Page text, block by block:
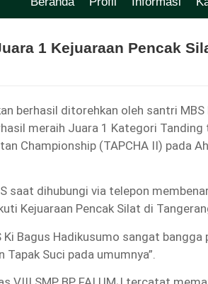
1 Kejuaraan Pencak
berhasil ditorehkan oleh santri MBS
meraih Juara 1 Kategori Tanding
Championship (TAPCHA II) pada
saat dihubungi via telepon
Kejuaraan Pencak Silat di
Ki Bagus Hadikusumo sangat bangga
Suci pada umumnya”.